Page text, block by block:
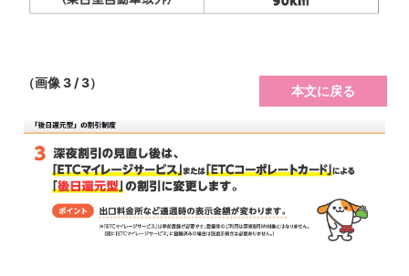
（画像 3 / 3）
本文に戻る